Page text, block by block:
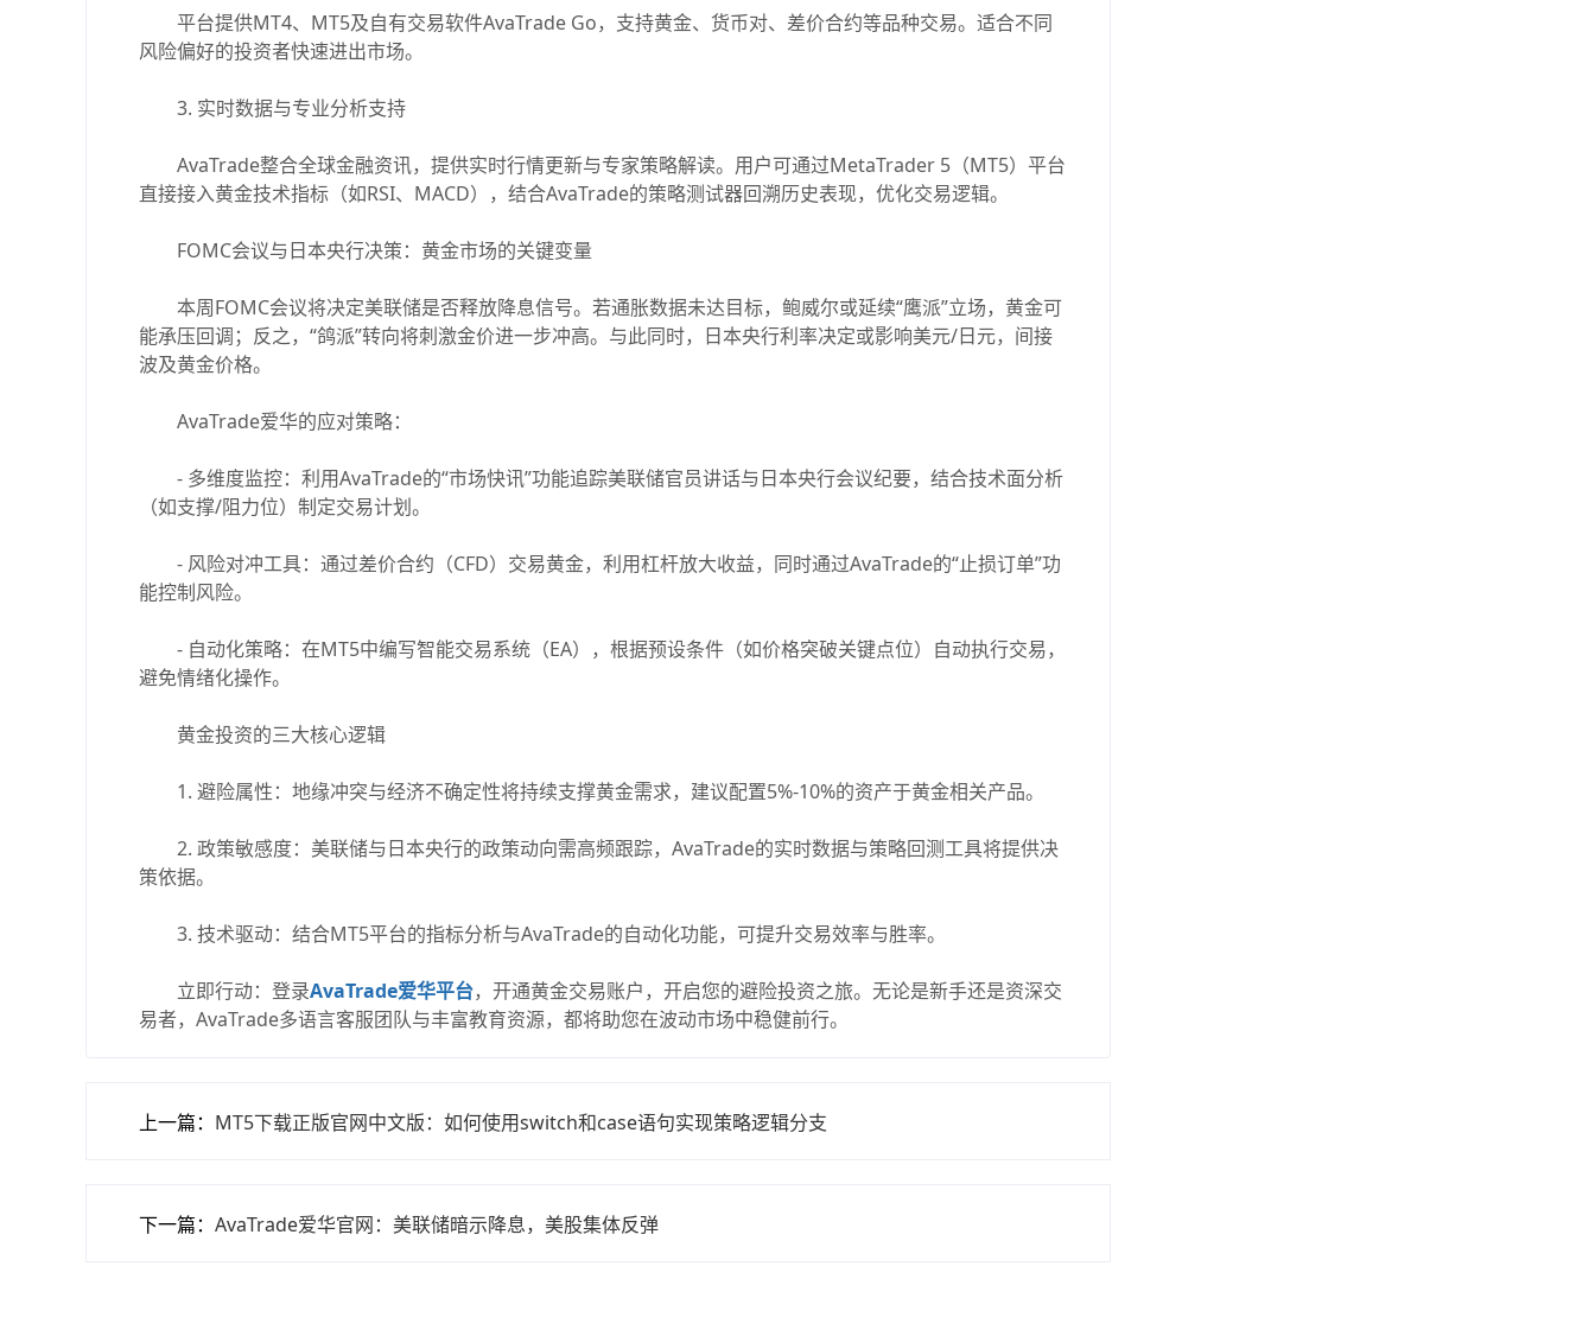
平台提供MT4、MT5及自有交易软件AvaTrade Go，支持黄金、货币对、差价合约等品种交易。适合不同
风险偏好的投资者快速进出市场。
3. 实时数据与专业分析支持
AvaTrade整合全球金融资讯，提供实时行情更新与专家策略解读。用户可通过MetaTrader 5（MT5）平台
直接接入黄金技术指标（如RSI、MACD），结合AvaTrade的策略测试器回溯历史表现，优化交易逻辑。
FOMC会议与日本央行决策：黄金市场的关键变量
本周FOMC会议将决定美联储是否释放降息信号。若通胀数据未达目标，鲍威尔或延续“鹰派”立场，黄金可
能承压回调；反之，“鸽派”转向将刺激金价进一步冲高。与此同时，日本央行利率决定或影响美元/日元，间接
波及黄金价格。
AvaTrade爱华的应对策略：
- 多维度监控：利用AvaTrade的“市场快讯”功能追踪美联储官员讲话与日本央行会议纪要，结合技术面分析
（如支撑/阻力位）制定交易计划。
- 风险对冲工具：通过差价合约（CFD）交易黄金，利用杠杆放大收益，同时通过AvaTrade的“止损订单”功
能控制风险。
- 自动化策略：在MT5中编写智能交易系统（EA），根据预设条件（如价格突破关键点位）自动执行交易，
避免情绪化操作。
黄金投资的三大核心逻辑
1. 避险属性：地缘冲突与经济不确定性将持续支撑黄金需求，建议配置5%-10%的资产于黄金相关产品。
2. 政策敏感度：美联储与日本央行的政策动向需高频跟踪，AvaTrade的实时数据与策略回测工具将提供决
策依据。
3. 技术驱动：结合MT5平台的指标分析与AvaTrade的自动化功能，可提升交易效率与胜率。
立即行动：登录AvaTrade爱华平台，开通黄金交易账户，开启您的避险投资之旅。无论是新手还是资深交
易者，AvaTrade多语言客服团队与丰富教育资源，都将助您在波动市场中稳健前行。
上一篇： MT5下载正版官网中文版：如何使用switch和case语句实现策略逻辑分支
下一篇： AvaTrade爱华官网：美联储暗示降息，美股集体反弹